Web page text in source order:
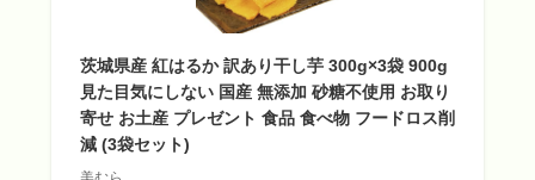
茨城県産 紅はるか 訳あり干し芋 300g×3袋 900g
見た目気にしない 国産 無添加 砂糖不使用 お取り
寄せ お土産 プレゼント 食品 食べ物 フードロス削
減 (3袋セット)